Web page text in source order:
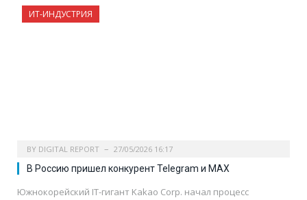
ИТ-ИНДУСТРИЯ
BY DIGITAL REPORT 27/05/2026 16:17
В Россию пришел конкурент Telegram и MAX
Южнокорейский IT-гигант Kakao Corp. начал процесс